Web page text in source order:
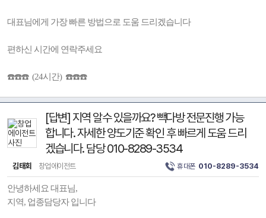
대표님에게 가장 빠른 방법으로 도움 드리겠습니다
편하신 시간에 연락주세요
☎️☎️☎️ (24시간) ☎️☎️☎️
[답변] 지역 알수 있을까요? 빽다방 전문진행 가능
합니다. 자세한 양도기준 확인 후 빠르게 도움 드리
겠습니다. 담당 010-8289-3534
김태회 창업에이전트 휴대폰 010-8289-3534
안녕하세요 대표님,
지역, 업종담당자 입니다